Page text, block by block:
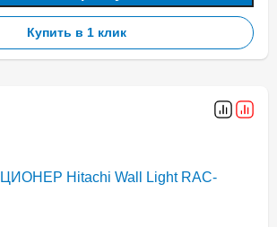
Купить в 1 клик